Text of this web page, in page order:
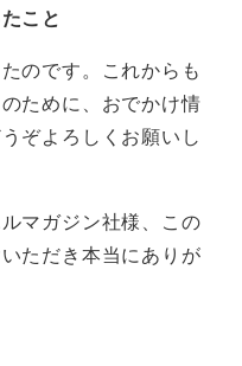
こと
のです。これからも
ために、おでかけ情
ぞよろしくお願いし
マガジン社様、この
ただき本当にありが